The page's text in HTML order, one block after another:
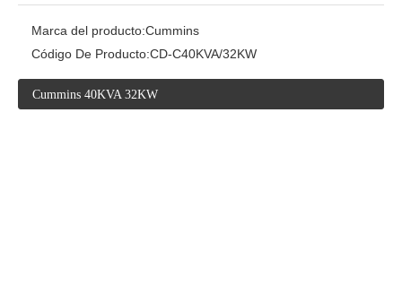
Marca del producto:Cummins
Código De Producto:CD-C40KVA/32KW
Cummins 40KVA 32KW